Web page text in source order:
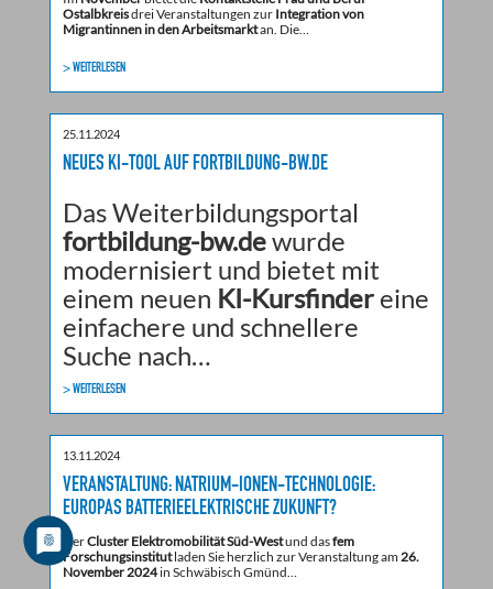
Ostalbkreisdrei Veranstaltungen zur Integration von
Migrantinnen in den Arbeitsmarktan. Die…
> WEITERLESEN
25.11.2024
NEUES KI-TOOL AUF FORTBILDUNG-BW.DE
Das Weiterbildungsportal
fortbildung-bw.dewurde
modernisiert und bietet mit
einem neuen KI-Kursfindereine
einfachere und schnellere
Suche nach…
> WEITERLESEN
13.11.2024
VERANSTALTUNG: NATRIUM-IONEN-TECHNOLOGIE:
EUROPAS BATTERIEELEKTRISCHE ZUKUNFT?
DerCluster Elektromobilität Süd-Westund dasfem
Forschungsinstitutladen Sie herzlich zur Veranstaltung am26.
November 2024in Schwäbisch Gmünd…